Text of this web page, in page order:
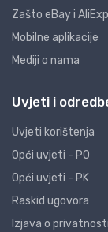
Zašto eBay i
Mobilne aplikacije
Mediji o nama
Uvjeti i
Uvjeti korištenja
Opći uvjeti - PO
Opći uvjeti - PK
Raskid ugovora
Izjava o privatnosti